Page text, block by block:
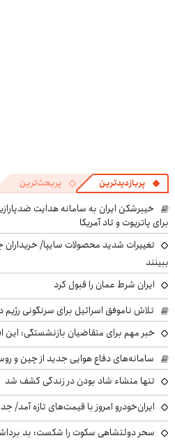
پربازدیدترین پربحث‌ترین
خیبرشکن ایران به سامانه هدایت
برای پاتریوت و تاد آمریکا
ببینند
ایران شرط عمان را قبول کرد
تلاش ناموفق اسرائیل برای سرنگونی رژیم
خبر مهم برای متقاضیان بازنشستگی: این افراد باید ۵ سال
سامانه‌های دفاع هوایی جدید از چین و
تنها منشاء شاد بودن در زندگی کشف شد
ایران‌خودرو امروز با قیمت‌های تازه آمد/ جدول جمعه
سحر دولتشاهی سکوت را شکست: بد